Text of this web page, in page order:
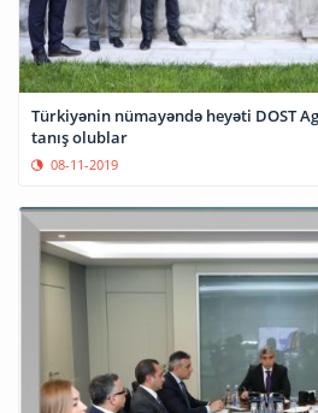
Türkiyənin nümayəndə heyəti DOST
tanış olublar
08-11-2019